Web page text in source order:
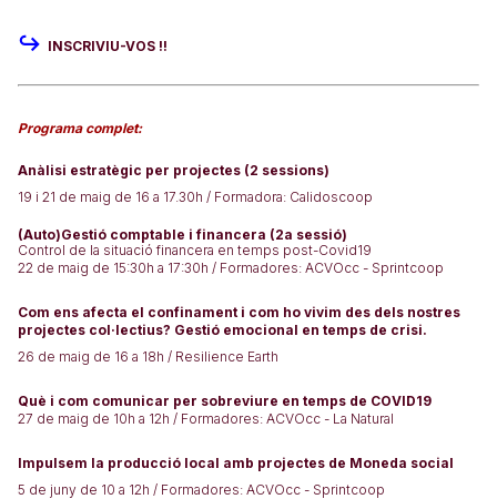
↪️ INSCRIVIU-VOS !!
Programa complet:
Anàlisi estratègic per projectes (2 sessions)
19 i 21 de maig de 16 a 17.30h / Formadora: Calidoscoop
(Auto)Gestió comptable i financera (2a sessió)
Control de la situació financera en temps post-Covid19
22 de maig de 15:30h a 17:30h / Formadores: ACVOcc - Sprintcoop
Com ens afecta el confinament i com ho vivim des dels nostres
projectes col·lectius? Gestió emocional en temps de crisi.
26 de maig de 16 a 18h / Resilience Earth
Què i com comunicar per sobreviure en temps de COVID19
27 de maig de 10h a 12h / Formadores: ACVOcc - La Natural
Impulsem la producció local amb projectes de Moneda social
5 de juny de 10 a 12h / Formadores: ACVOcc - Sprintcoop